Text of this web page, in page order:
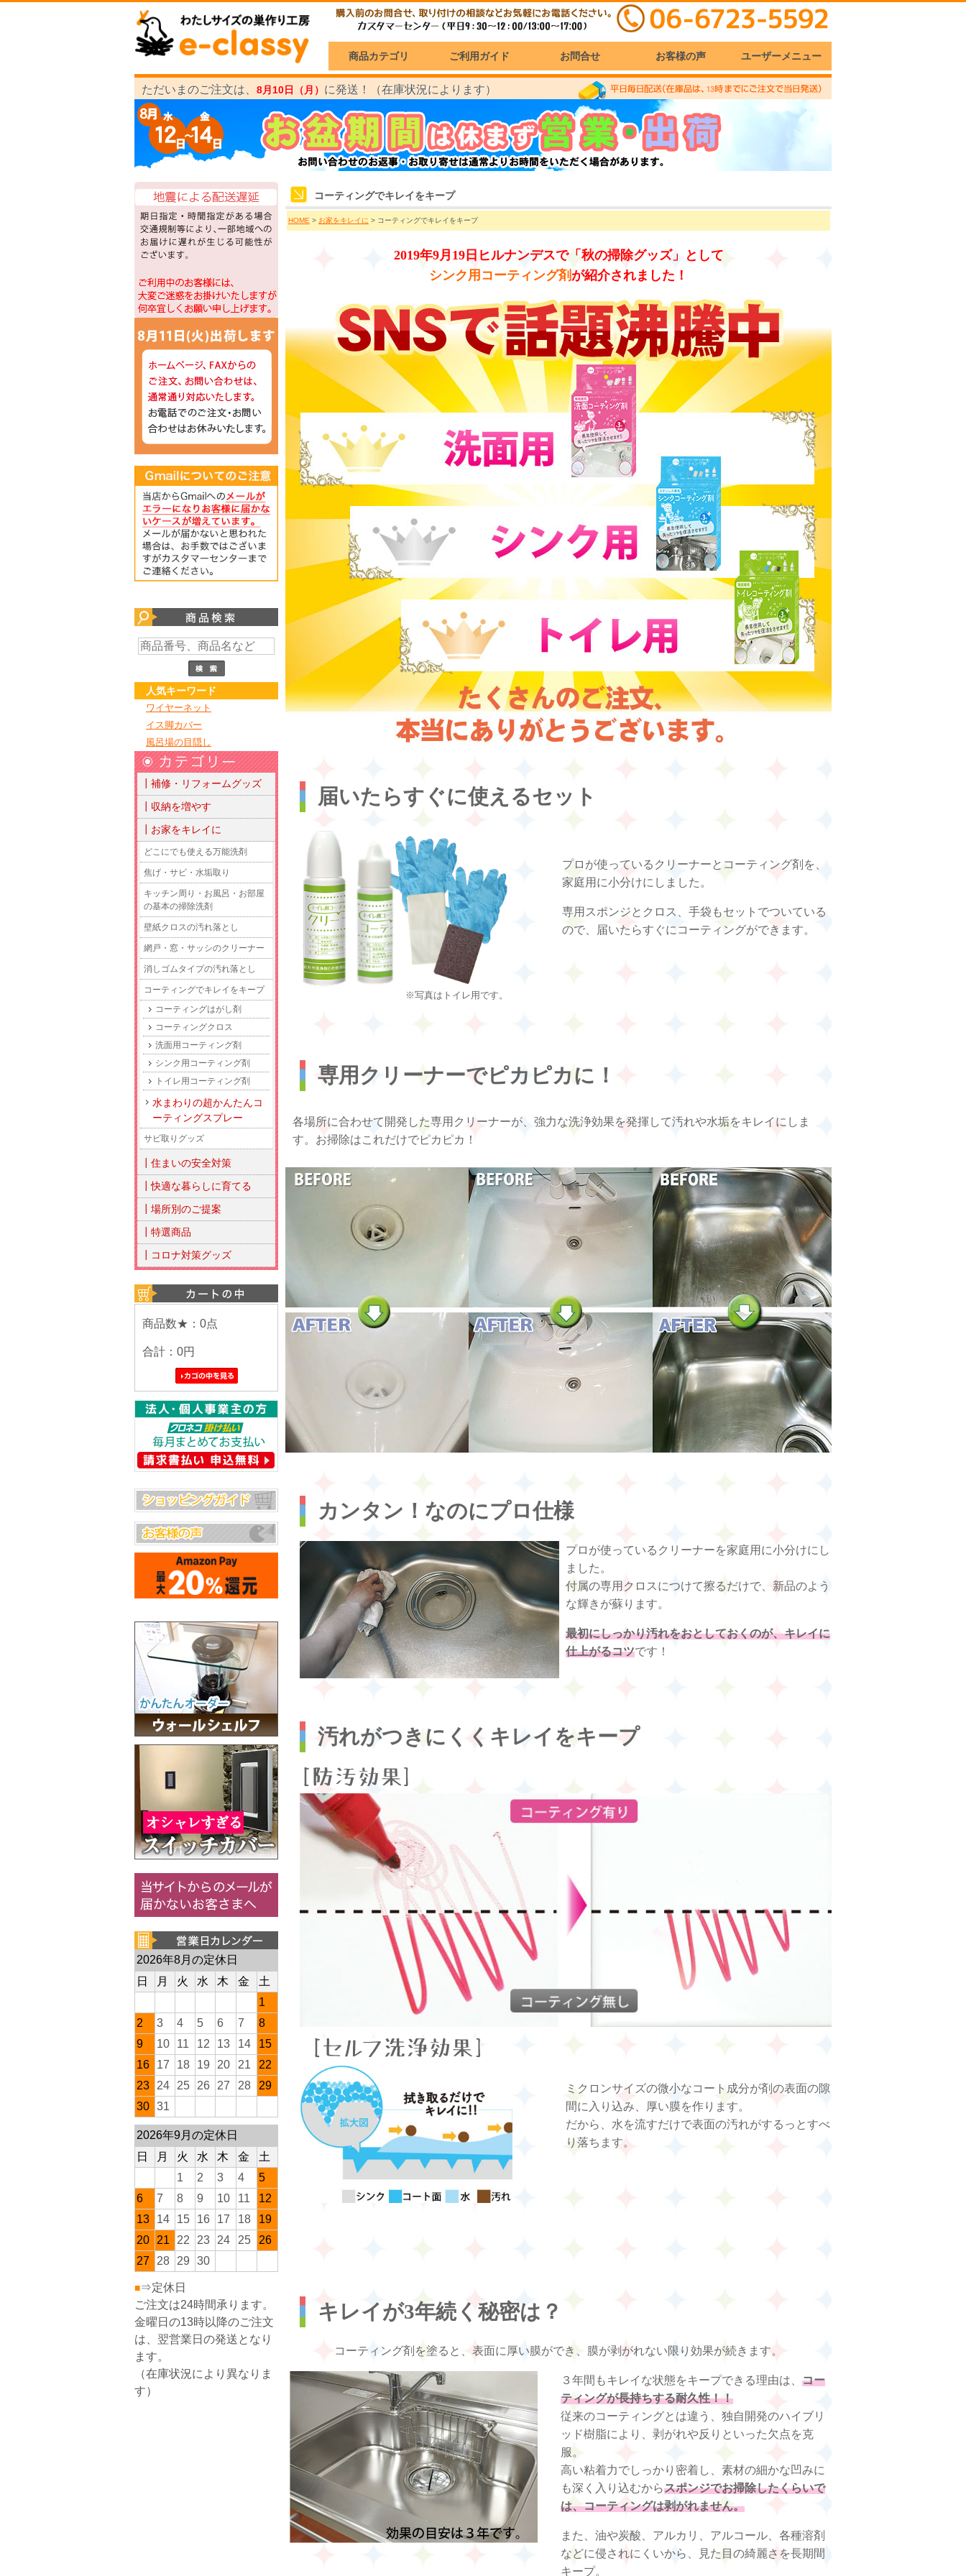
商品カテゴリ ご利用ガイド お問合せ お客様の声 ユーザーメニュー
ただいまのご注文は、 8月10日（月） に発送！（在庫状況によります）
人気キーワード
ワイヤーネット
イス脚カバー
風呂場の目隠し
┃補修・リフォームグッズ
┃収納を増やす
┃お家をキレイに
どこにでも使える万能洗剤
焦げ・サビ・水垢取り
キッチン周り・お風呂・お部屋
の基本の掃除洗剤
壁紙クロスの汚れ落とし
網戸・窓・サッシのクリーナー
消しゴムタイプの汚れ落とし
コーティングでキレイをキープ
コーティングはがし剤
コーティングクロス
洗面用コーティング剤
シンク用コーティング剤
トイレ用コーティング剤
水まわりの超かんたんコ
ーティングスプレー
サビ取りグッズ
┃住まいの安全対策
┃快適な暮らしに育てる
┃場所別のご提案
┃特選商品
┃コロナ対策グッズ
商品数★：0点
合計： 0円
2026年8月の定休日
日
月 火 水 木 金
土
1
2
3 4 5 6 7
8
9
10 11 12 13 14
15
16
17 18 19 20 21
22
23
24 25 26 27 28
29
30 31
2026年9月の定休日
日
月 火 水 木 金
土
1
2 3 4
5
6
7 8 9 10 11
12
13
14 15 16 17 18
19
20
21 22 23 24 25
26
27
28 29 30
■⇒定休日
ご注文は24時間承ります。
金曜日の13時以降のご注文
は、翌営業日の発送となり
ます。
（在庫状況により異なりま
す）
コーティングでキレイをキープ
HOME > お家をキレイに > コーティングでキレイをキープ
2019年9月19日ヒルナンデスで「秋の掃除グッズ」として
シンク用コーティング剤 が紹介されました！
届いたらすぐに使えるセット
※写真はトイレ用です。
プロが使っているクリーナーとコーティング剤を、
家庭用に小分けにしました。
専用スポンジとクロス、手袋もセットでついている
ので、届いたらすぐにコーティングができます。
専用クリーナーでピカピカに！
各場所に合わせて開発した専用クリーナーが、強力な洗浄効果を発揮して汚れや水垢をキレイにしま
す。お掃除はこれだけでピカピカ！
カンタン！なのにプロ仕様
プロが使っているクリーナーを家庭用に小分けにし
ました。
付属の専用クロスにつけて擦るだけで、新品のよう
な輝きが蘇ります。
最初にしっかり汚れをおとしておくのが、キレイに
仕上がるコツです！
汚れがつきにくくキレイをキープ
ミクロンサイズの微小なコート成分が剤の表面の隙
間に入り込み、厚い膜を作ります。
だから、水を流すだけで表面の汚れがするっとすべ
り落ちます。
キレイが3年続く秘密は？
コーティング剤を塗ると、表面に厚い膜ができ、膜が剥がれない限り効果が続きます。
３年間もキレイな状態をキープできる理由は、 コー
ティングが長持ちする耐久性！！
従来のコーティングとは違う、独自開発のハイブリ
ッド樹脂により、剥がれや反りといった欠点を克
服。
高い粘着力でしっかり密着し、素材の細かな凹みに
も深く入り込むからスポンジでお掃除したくらいで
は、コーティングは剥がれません。
また、油や炭酸、アルカリ、アルコール、各種溶剤
などに侵されにくいから、見た目の綺麗さを長期間
キープ。